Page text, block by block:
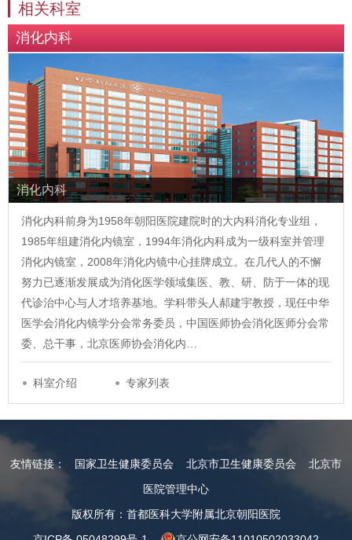
相关科室
消化内科
消化内科
消化内科前身为1958年朝阳医院建院时的大内科消化专业组，
1985年组建消化内镜室，1994年消化内科成为一级科室并管理
消化内镜室，2008年消化内镜中心挂牌成立。在几代人的不懈
努力已逐渐发展成为消化医学领域集医、教、研、防于一体的现
代诊治中心与人才培养基地。学科带头人郝建宇教授，现任中华
医学会消化内镜学分会常务委员，中国医师协会消化医师分会常
委、总干事，北京医师协会消化内…
科室介绍 专家列表
友情链接： 国家卫生健康委员会 北京市卫生健康委员会
北京市
医院管理中心
版权所有：首都医科大学附属北京朝阳医院